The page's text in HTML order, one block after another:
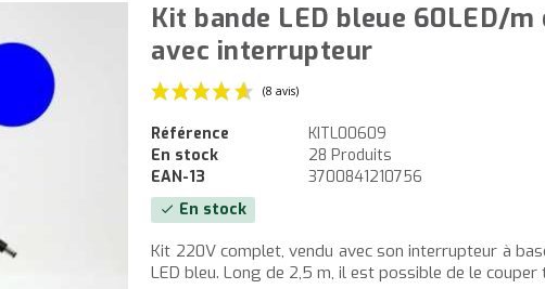
Kit bande LED bleue 60LED/
avec interrupteur
Référence
KITL00609
En stock
28 Produits
EAN-13
3700841210756
check En stock
Kit 220V complet, vendu avec son interrupteur à
LED bleu. Long de 2,5 m, il est possible de le couper